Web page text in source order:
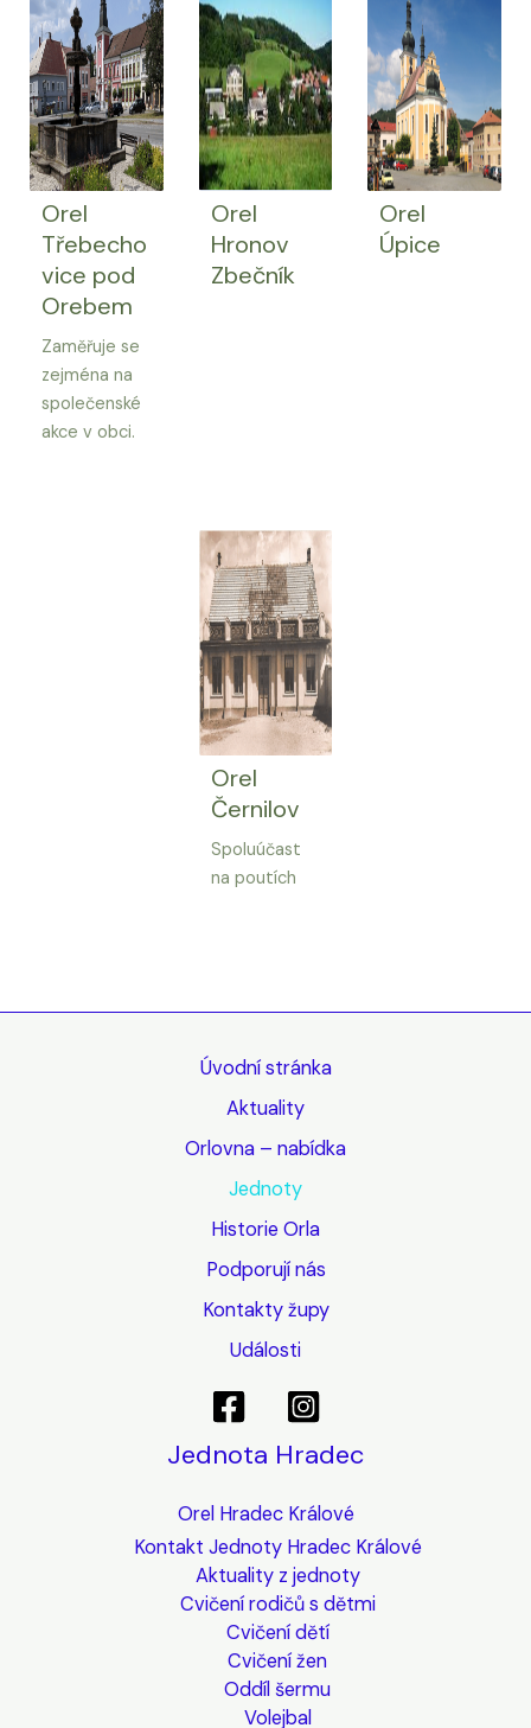
Orel
Třebecho
vice pod
Orebem
Zaměřuje se
zejména na
společenské
akce v obci.
Orel
Hronov
Zbečník
Orel
Úpice
Orel
Černilov
Spoluúčast
na poutích
Úvodní stránka
Aktuality
Orlovna – nabídka
Jednoty
Historie Orla
Podporují nás
Kontakty župy
Události
Jednota Hradec
Orel Hradec Králové
Kontakt Jednoty Hradec Králové
Aktuality z jednoty
Cvičení rodičů s dětmi
Cvičení dětí
Cvičení žen
Oddíl šermu
Volejbal